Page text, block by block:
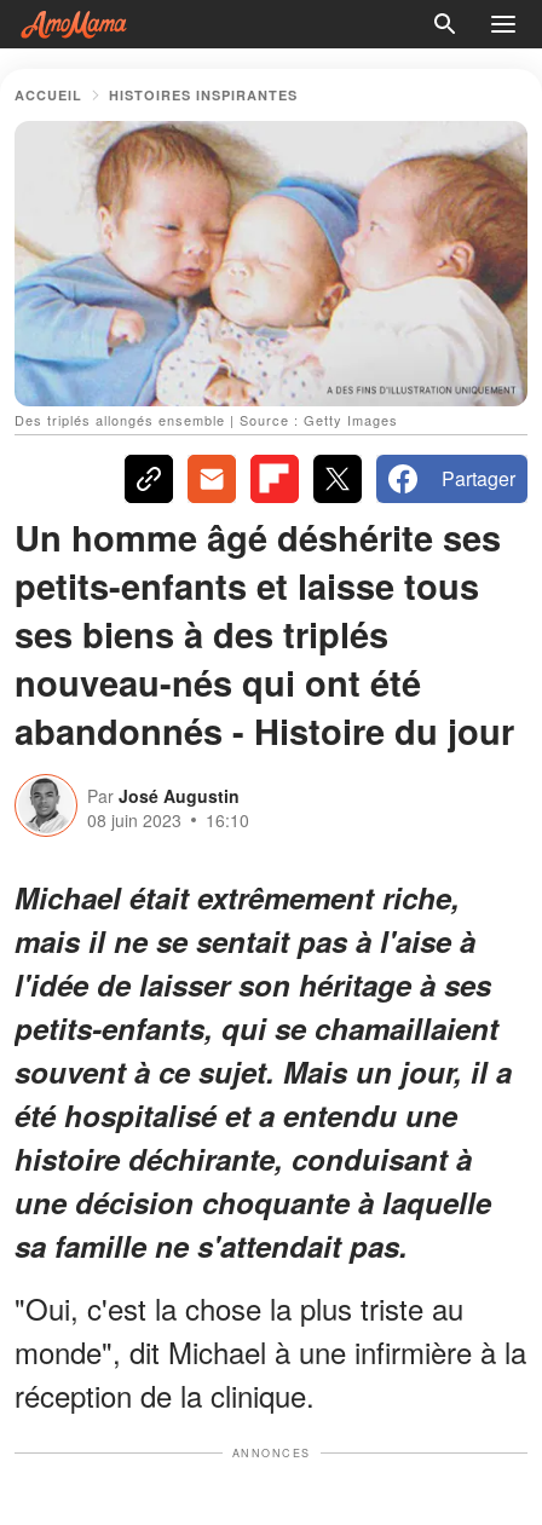
ACCUEIL HISTOIRES INSPIRANTES
Des triplés allongés ensemble | Source : Getty Images
Partager
Un homme âgé déshérite ses
petits-enfants et laisse tous
ses biens à des triplés
nouveau-nés qui ont été
abandonnés - Histoire du jour
Par José Augustin
08 juin 2023
16:10
Michael était extrêmement riche,
mais il ne se sentait pas à l'aise à
l'idée de laisser son héritage à ses
petits-enfants, qui se chamaillaient
souvent à ce sujet. Mais un jour, il a
été hospitalisé et a entendu une
histoire déchirante, conduisant à
une décision choquante à laquelle
sa famille ne s'attendait pas.
"Oui, c'est la chose la plus triste au
monde", dit Michael à une infirmière à la
réception de la clinique.
ANNONCES